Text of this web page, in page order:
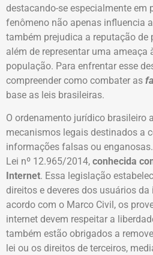
destacando-se especialmente em
fenômeno não apenas influencia
também prejudica a reputação de
além de representar uma ameaça
população. Para enfrentar esse
compreender como combater as
base as leis brasileiras.
O ordenamento jurídico brasileiro
mecanismos legais destinados a
informações falsas ou
Lei nº 12.965/2014, conhecida
Internet. Essa legislação
direitos e deveres dos usuários
acordo com o Marco Civil, os
internet devem respeitar a
também estão obrigados a
lei ou os direitos de terceiros,